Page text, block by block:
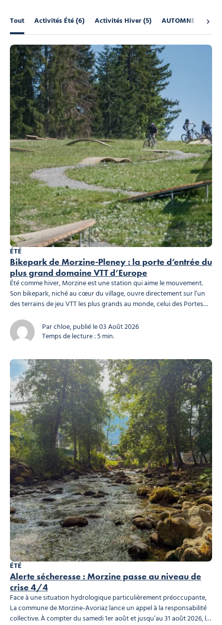
Liste des filtres
Tout
Filtrer sur tout
Activités Été(6)
Filtrer sur Activités Été (6 résultats)
Activités Hiver(5)
Filtrer sur Activités Hiver (5 résultats)
AUTOMNE
Filtrer sur
Bikepark de Morzine-Pleney : la porte d’entrée du
plus grand domaine VTT d’Europe
ÉTÉ
Été comme hiver, Morzine est une station qui aime le mouvement.
Son bikepark, niché au cœur du village, ouvre directement sur l’un
des terrains de jeu VTT les plus grands au monde, celui des Portes
Morzine aux autres bikeparks du domaine, et...
Par chloe, publié le 03 Août 2026
Temps de lecture : 5 min.
Alerte sécheresse : Morzine passe au niveau de
crise 4/4
ÉTÉ
Face à une situation hydrologique particulièrement préoccupante,
La commune de Morzine-Avoriaz lance un appel à la responsabilité
collective. À compter du samedi 1er août et jusqu’au 31 août 2026, le